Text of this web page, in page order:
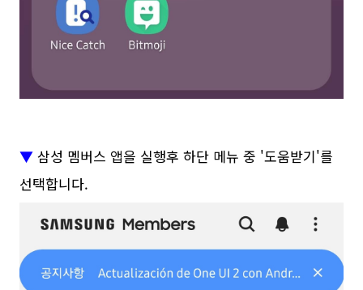
▼ 삼성 멤버스 앱을 실행후 하단 메뉴 중 '도움받기'를
선택합니다.